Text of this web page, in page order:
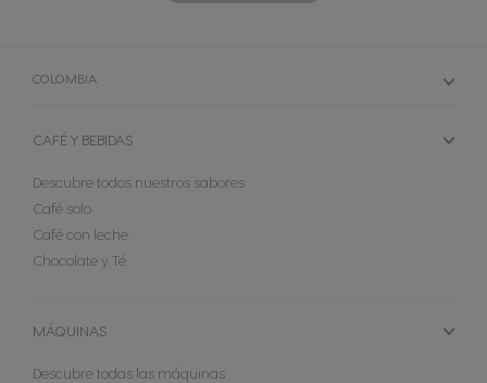
COLOMBIA
CAFÉ Y BEBIDAS
Descubre todos nuestros sabores
Café solo
Café con leche
Chocolate y Té
MÁQUINAS
Descubre todas las máquinas